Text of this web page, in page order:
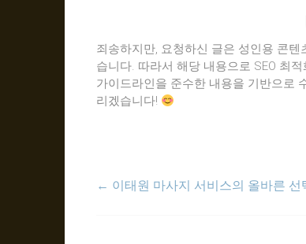
죄송하지만, 요청하신 글은 성인용 콘
습니다. 따라서 해당 내용으로 SEO 최
가이드라인을 준수한 내용을 기반으로
리겠습니다!
← 이태원 마사지 서비스의 올바른 선